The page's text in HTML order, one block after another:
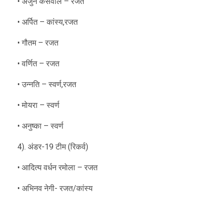
• अर्पित – कांस्य,रजत
• गौतम – रजत
• वर्णित – रजत
• उन्नति – स्वर्ण,रजत
• मोयरा – स्वर्ण
• अनुष्का – स्वर्ण
4). अंडर-19 टीम (रिकर्व)
• आदित्य वर्धन रमोला – रजत
• अभिनव नेगी- रजत/कांस्य